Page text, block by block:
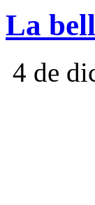
La
4 de